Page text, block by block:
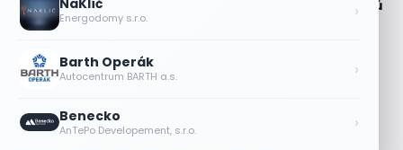
NaKlíč
Energodomy s.r.o. ›
Barth Operák
Autocentrum BARTH a.s. ›
Benecko
AnTePo Developement, s.r.o. ›
Nasdaq 100 za čtyři dny 3,5 bilionu dolarů
Micron posílil o 7,6 % a zvýšil podíl na
trhu DRAM